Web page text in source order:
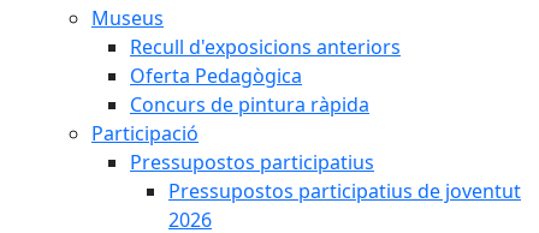
Museus
Recull d'exposicions anteriors
Oferta Pedagògica
Concurs de pintura ràpida
Participació
Pressupostos participatius
Pressupostos participatius de joventut
2026